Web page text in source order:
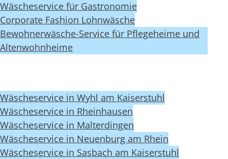
Wäscheservice für Gastronomie
Corporate Fashion Lohnwäsche
Bewohnerwäsche-Service für Pflegeheime und
Altenwohnheime
Wäscheservice in Wyhl am Kaiserstuhl
Wäscheservice in Rheinhausen
Wäscheservice in Malterdingen
Wäscheservice in Neuenburg am Rhein
Wäscheservice in Sasbach am Kaiserstuhl